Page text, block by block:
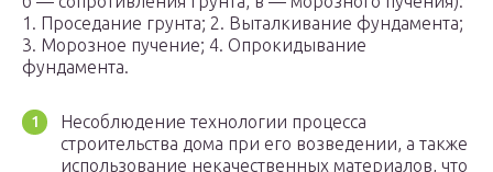
1. Проседание грунта; 2. Выталкивание фундамента;
3. Морозное пучение; 4. Опрокидывание
фундамента.
Несоблюдение технологии процесса
строительства дома при его возведении, а также
использование некачественных материалов, что